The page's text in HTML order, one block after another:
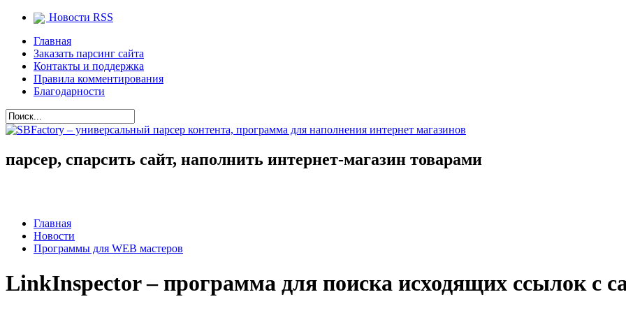
Новости RSS
Главная
Заказать парсинг сайта
Контакты и поддержка
Правила комментирования
Благодарности
парсер, спарсить сайт, наполнить интернет-магазин товарами
Главная
Новости
Программы для WEB мастеров
LinkInspector – программа для поиска исходящих ссылок с